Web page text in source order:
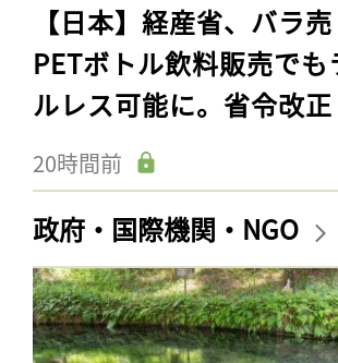
【日本】経産省、バラ売
PETボトル飲料販売でも
ルレス可能に。省令改正
20時間前
政府・国際機関・NGO